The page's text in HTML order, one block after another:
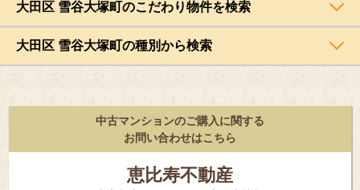
大田区 雪谷大塚町のこだわり物件を検索
大田区 雪谷大塚町の種別から検索
中古マンションのご購入に関する
お問い合わせはこちら
恵比寿不動産